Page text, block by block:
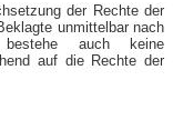
der Rechte der
unmittelbar nach
auch keine
auf die Rechte der